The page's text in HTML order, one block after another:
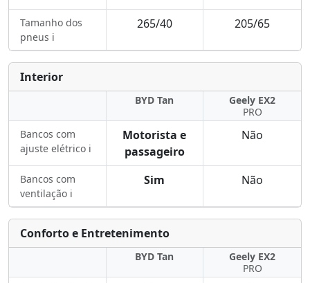
Tamanho dos
pneus ℹ️
265/40 205/65
Interior
BYD Tan
Geely EX2
PRO
Bancos com
ajuste elétrico ℹ️
Motorista e
passageiro
Não
Bancos com
ventilação ℹ️
Sim Não
Conforto e Entretenimento
BYD Tan
Geely EX2
PRO